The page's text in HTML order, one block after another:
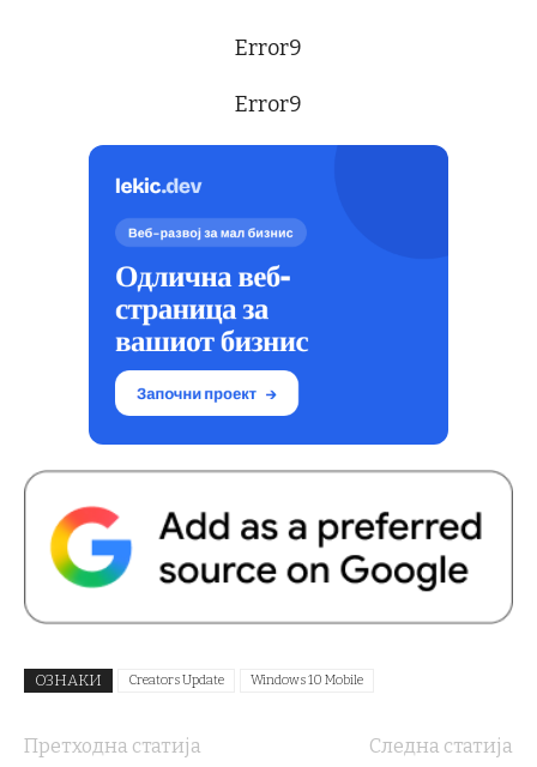
Error9
Error9
ОЗНАКИ Creators Update Windows 10 Mobile
Претходна статија
Следна статија